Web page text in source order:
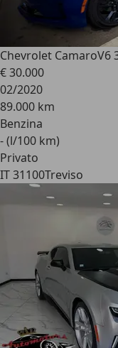
Chevrolet CamaroV6
€ 30.000
02/2020
89.000 km
Benzina
- (l/100 km)
Privato
IT 31100Treviso